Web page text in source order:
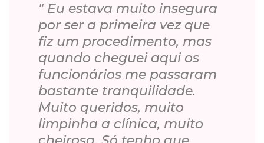
" Eu estava muito insegura
por ser a primeira vez que
fiz um procedimento, mas
quando cheguei aqui os
funcionários me passaram
bastante tranquilidade.
Muito queridos, muito
limpinha a clínica, muito